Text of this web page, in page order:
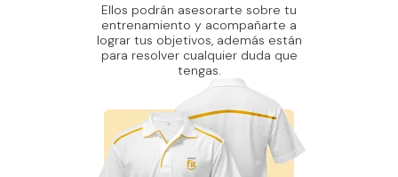
Ellos podrán asesorarte sobre tu
entrenamiento y acompañarte a
lograr tus objetivos, además están
para resolver cualquier duda que
tengas.